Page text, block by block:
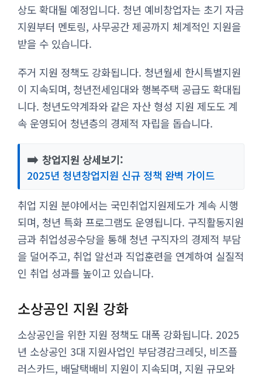
상도 확대될 예정입니다. 청년 예비창업자는 초기 자금
지원부터 멘토링, 사무공간 제공까지 체계적인 지원을
받을 수 있습니다.
주거 지원 정책도 강화됩니다. 청년월세 한시특별지원
이 지속되며, 청년전세임대와 행복주택 공급도 확대됩
니다. 청년도약계좌와 같은 자산 형성 지원 제도도 계
속 운영되어 청년층의 경제적 자립을 돕습니다.
➡️ 창업지원 상세보기:
2025년 청년창업지원 신규 정책 완벽 가이드
취업 지원 분야에서는 국민취업지원제도가 계속 시행
되며, 청년 특화 프로그램도 운영됩니다. 구직활동지원
금과 취업성공수당을 통해 청년 구직자의 경제적 부담
을 덜어주고, 취업 알선과 직업훈련을 연계하여 실질적
인 취업 성과를 높이고 있습니다.
소상공인 지원 강화
소상공인을 위한 지원 정책도 대폭 강화됩니다. 2025
년 소상공인 3대 지원사업인 부담경감크레딧, 비즈플
러스카드, 배달택배비 지원이 지속되며, 지원 규모와